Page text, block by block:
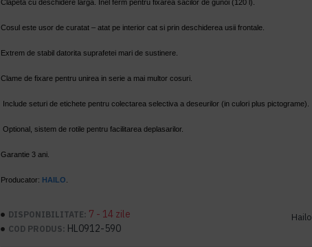
Clapeta cu deschidere larga. Inel ferm pentru fixarea sacilor de gunoi (120 l).
Cosul este usor de curatat – atat pe interior cat si prin deschiderea usii frontale.
Extrem de stabil datorita suprafetei mari de sustinere.
Clame de fixare pentru unirea in serie a mai multor cosuri.
Include seturi de etichete pentru colectarea selectiva a deseurilor (in culori plus pictograme).
Optional, sistem de rotile pentru facilitarea deplasarilor.
Garantie 3 ani.
Producator: HAILO
DISPONIBILITATE: 7 - 14 zile
COD PRODUS: HL0912-590
Hailo